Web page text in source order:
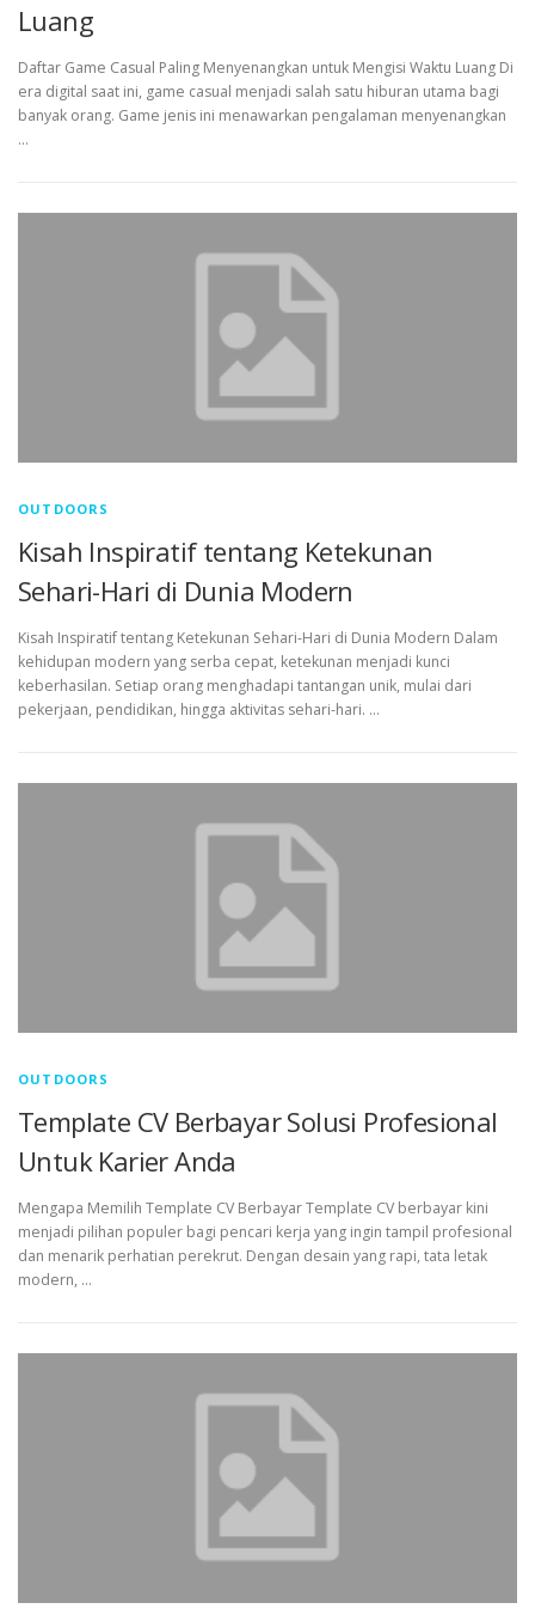
Luang
Daftar Game Casual Paling Menyenangkan untuk Mengisi Waktu Luang Di
era digital saat ini, game casual menjadi salah satu hiburan utama bagi
banyak orang. Game jenis ini menawarkan pengalaman menyenangkan
…
OUTDOORS
Kisah Inspiratif tentang Ketekunan
Sehari-Hari di Dunia Modern
Kisah Inspiratif tentang Ketekunan Sehari-Hari di Dunia Modern Dalam
kehidupan modern yang serba cepat, ketekunan menjadi kunci
keberhasilan. Setiap orang menghadapi tantangan unik, mulai dari
pekerjaan, pendidikan, hingga aktivitas sehari-hari. …
OUTDOORS
Template CV Berbayar Solusi Profesional
Untuk Karier Anda
Mengapa Memilih Template CV Berbayar Template CV berbayar kini
menjadi pilihan populer bagi pencari kerja yang ingin tampil profesional
dan menarik perhatian perekrut. Dengan desain yang rapi, tata letak
modern, …